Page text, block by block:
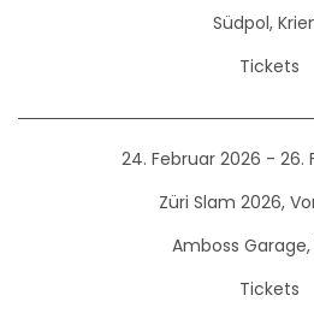
Südpol,
Tickets
24. Februar 2026 - 26.
Züri Slam 2026,
Amboss
Tickets